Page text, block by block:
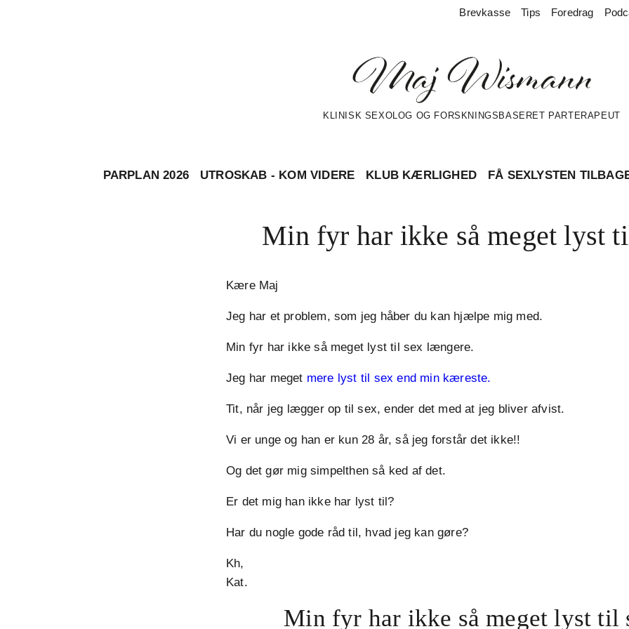
Brevkasse Tips Foredrag
KLINISK SEXOLOG OG FORSKNINGSBASERET PARTERAPEUT
PARPLAN 2026 UTROSKAB - KOM VIDERE KLUB KÆRLIGHED FÅ SEXLYSTEN
Min fyr har ikke så meget lyst
Kære Maj
Jeg har et problem, som jeg håber du kan hjælpe mig med.
Min fyr har ikke så meget lyst til sex længere.
Jeg har meget mere lyst til sex end min kæreste.
Tit, når jeg lægger op til sex, ender det med at jeg bliver afvist.
Vi er unge og han er kun 28 år, så jeg forstår det ikke!!
Og det gør mig simpelthen så ked af det.
Er det mig han ikke har lyst til?
Har du nogle gode råd til, hvad jeg kan gøre?
Kh,
Kat.
Min fyr har ikke så meget lyst til